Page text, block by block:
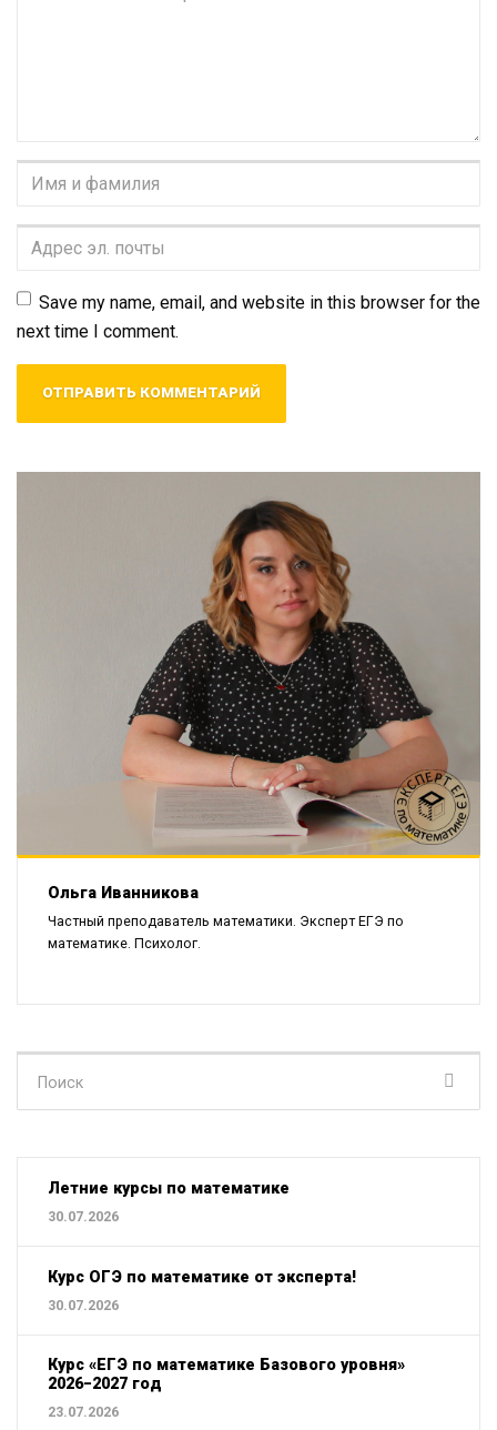
Имя
фамилия*
Адрес
почты*
Save my name, email, and website in this browser for the
next time I comment.
Ольга Иванникова
Частный преподаватель математики. Эксперт ЕГЭ по
математике. Психолог.
для:
Летние курсы по математике
30.07.2026
Курс ОГЭ по математике от эксперта!
30.07.2026
Курс «ЕГЭ по математике Базового уровня»
2026−2027 год
23.07.2026